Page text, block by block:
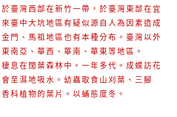
臺灣西部在新竹一帶，於臺灣東部在宜
臺中大坑地區有疑似源自人為因素造成
門、馬祖地區也有本種分布。臺灣以外
南亞、華西、華南、華東等地區。
息在闊葉森林中。一年多代。成蝶訪花
至濕地吸水。幼蟲取食山刈葉、三腳
科植物的葉片。以蛹態度冬。